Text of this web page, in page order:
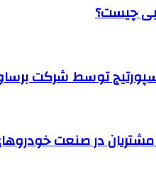
چیست؟
توسط شرکت
در صنعت